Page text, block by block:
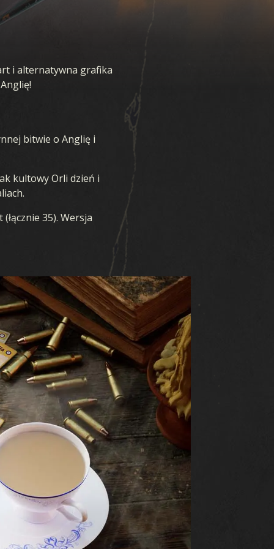
i alternatywna grafika
bitwie o Anglię i
kultowy Orli dzień i
35). Wersja